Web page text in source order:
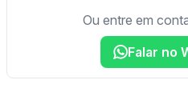
Ou entre em
Falar no